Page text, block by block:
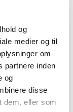
og
medier og til
om
partnere inden
og
disse
dem, eller som